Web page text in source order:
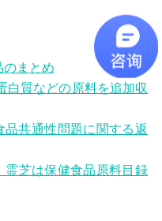
のまとめ
白質などの原料を追加収
品共通性問題に関する返
芝は保健食品原料目録